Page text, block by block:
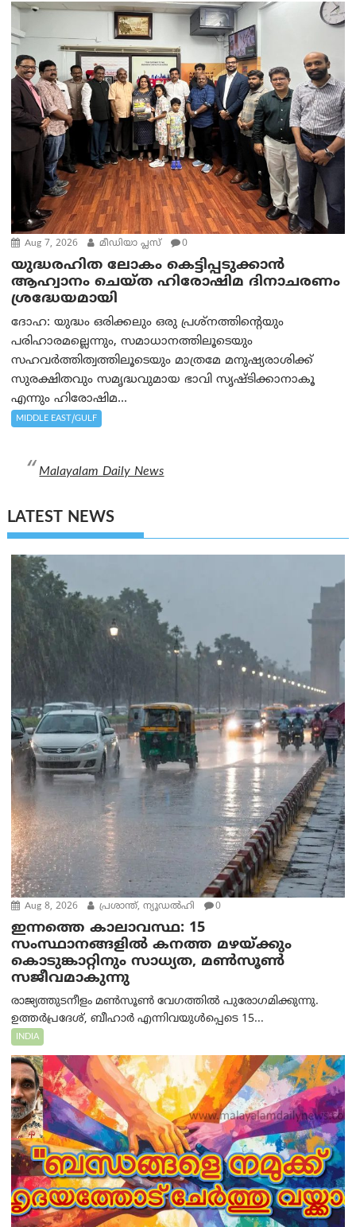
Aug 7, 2026 മീഡിയാ പ്ലസ് 0
യുദ്ധരഹിത ലോകം കെട്ടിപ്പടുക്കാന്‍
ആഹ്വാനം ചെയ്ത ഹിരോഷിമ ദിനാചരണം
ശ്രദ്ധേയമായി
ദോഹ: യുദ്ധം ഒരിക്കലും ഒരു പ്രശ്‌നത്തിന്റെയും
പരിഹാരമല്ലെന്നും, സമാധാനത്തിലൂടെയും
സഹവര്‍ത്തിത്വത്തിലൂടെയും മാത്രമേ മനുഷ്യരാശിക്ക്
സുരക്ഷിതവും സമൃദ്ധവുമായ ഭാവി സൃഷ്ടിക്കാനാകൂ
എന്നും ഹിരോഷിമ...
MIDDLE EAST/GULF
Malayalam Daily News
LATEST NEWS
Aug 8, 2026 പ്രശാന്ത്, ന്യൂഡല്‍ഹി 0
ഇന്നത്തെ കാലാവസ്ഥ: 15
സംസ്ഥാനങ്ങളിൽ കനത്ത മഴയ്ക്കും
കൊടുങ്കാറ്റിനും സാധ്യത, മൺസൂൺ
സജീവമാകുന്നു
രാജ്യത്തുടനീളം മൺസൂൺ വേഗത്തിൽ പുരോഗമിക്കുന്നു.
ഉത്തർപ്രദേശ്, ബീഹാർ എന്നിവയുൾപ്പെടെ 15...
INDIA